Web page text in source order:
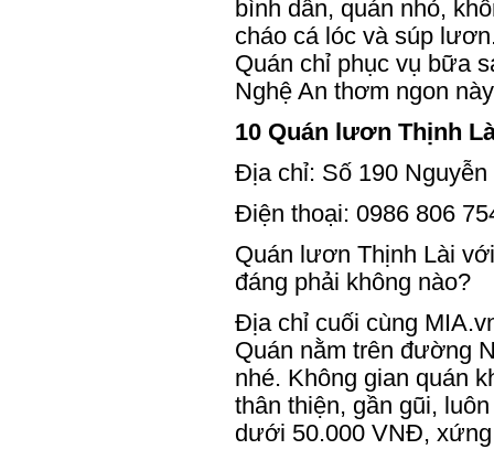
bình dân, quán nhỏ,
cháo cá lóc và súp
Quán chỉ phục vụ bữa
Nghệ An thơm ngon
10 Quán lươn Thịnh
Địa chỉ: Số 190
Điện thoại: 0986 806
Quán lươn Thịnh Lài
đáng phải không nào?
Địa chỉ cuối cùng
Quán nằm trên đường
nhé. Không gian quán
thân thiện, gần gũi,
dưới 50.000 VNĐ,